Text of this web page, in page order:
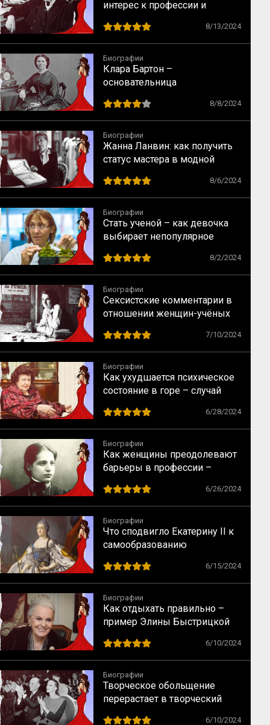
интерес к профессии и
8/13/2024
Биографии
Клара Бартон –
основательница
Креста
8/8/2024
Биографии
Жанна Ланвин: как получить
статус мастера в модной
8/6/2024
Биографии
Стать ученой – как девочка
выбирает непопулярное
8/2/2024
Биографии
Сексистские комментарии в
отношении женщин-учёных
7/10/2024
Биографии
Как ухудшается психическое
состояние в горе – случай
6/28/2024
Биографии
Как женщины преодолевают
барьеры в профессии –
6/26/2024
Биографии
Что сподвигло Екатерину II к
самообразованию
6/15/2024
Биографии
Как отдыхать правильно –
пример Элины Быстрицкой
6/10/2024
Биографии
Творческое обольщение
перерастает в творческий
6/10/2024